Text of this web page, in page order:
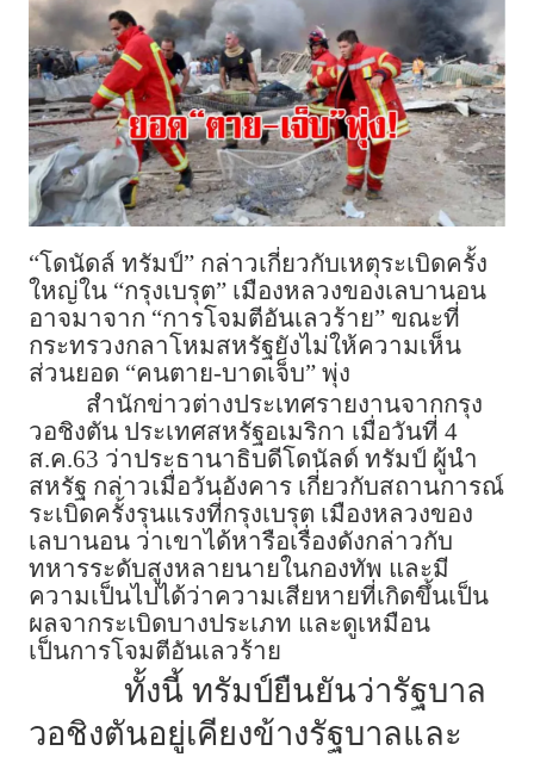
“โดนัดล์ ทรัมป์” กล่าวเกี่ยวกับเหตุระเบิดครั้ง
ใหญ่ใน “กรุงเบรุต” เมืองหลวงของเลบานอน
อาจมาจาก “การโจมตีอันเลวร้าย” ขณะที่
กระทรวงกลาโหมสหรัฐยังไม่ให้ความเห็น
ส่วนยอด “คนตาย-บาดเจ็บ” พุ่ง
สำนักข่าวต่างประเทศรายงานจากกรุง
วอชิงตัน ประเทศสหรัฐอเมริกา เมื่อวันที่ 4
ส.ค.63 ว่าประธานาธิบดีโดนัลด์ ทรัมป์ ผู้นำ
สหรัฐ กล่าวเมื่อวันอังคาร เกี่ยวกับสถานการณ์
ระเบิดครั้งรุนแรงที่กรุงเบรุต เมืองหลวงของ
เลบานอน ว่าเขาได้หารือเรื่องดังกล่าวกับ
ทหารระดับสูงหลายนายในกองทัพ และมี
ความเป็นไปได้ว่าความเสียหายที่เกิดขึ้นเป็น
ผลจากระเบิดบางประเภท และดูเหมือน
เป็นการโจมตีอันเลวร้าย
ทั้งนี้ ทรัมป์ยืนยันว่ารัฐบาล
วอชิงตันอยู่เคียงข้างรัฐบาลและ